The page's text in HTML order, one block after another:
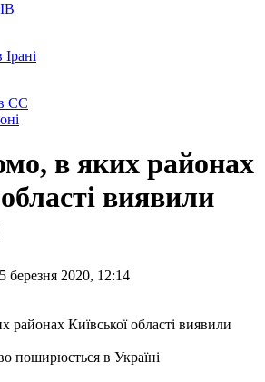
ЄС
в яких районах
виявили
березня 2020, 12:14
поширюється в Україні